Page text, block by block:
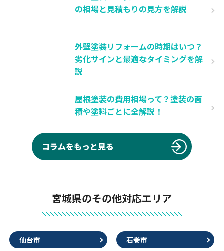
の相場と見積もりの見方を解説
外壁塗装リフォームの時期はいつ？
劣化サインと最適なタイミングを解
説
屋根塗装の費用相場って？塗装の面
積や塗料ごとに全解説！
コラムをもっと見る
宮城県のその他対応エリア
仙台市 石巻市